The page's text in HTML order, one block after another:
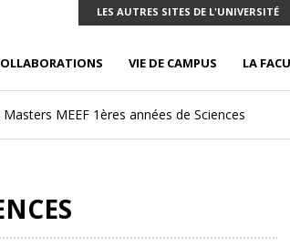
LES AUTRES SITES DE L'UNIVERSITÉ
VIE DE CAMPUS LA
MEEF 1ères années de Sciences